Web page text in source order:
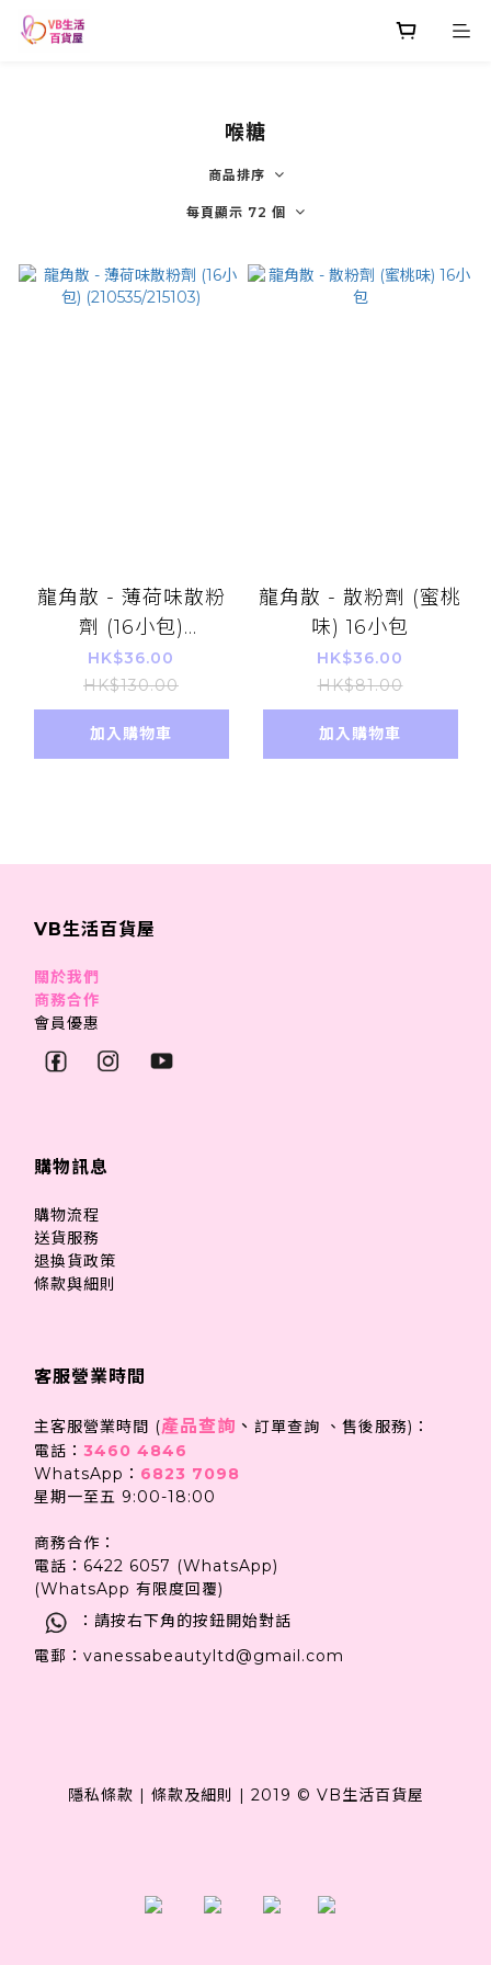
喉糖
商品排序
每頁顯示 72 個
龍角散 - 薄荷味散粉
劑 (16小包)
(210535/215103)
HK$36.00
HK$130.00
加入購物車
龍角散 - 散粉劑 (蜜桃
味) 16小包
HK$36.00
HK$81.00
加入購物車
VB生活百貨屋
關於我們
商務合作
會員優惠
購物訊息
購物流程
送貨服務
退換貨政策
條款與細則
客服營業時間
主客服營業時間 (產品查詢 、 訂單查詢 、售後服務)：
電話： 3460 4846
WhatsApp： 6823 7098
星期一至五 9:00-18:00
商務合作：
電話：6422 6057 (WhatsApp)
(WhatsApp 有限度回覆)
：請按右下角的按鈕開始對話
電郵：vanessabeautyltd@gmail.com
隱私條款 | 條款及細則 | 2019 © VB生活百貨屋